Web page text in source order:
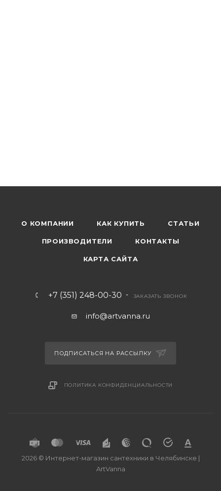
О КОМПАНИИ КАК КУПИТЬ СТАТЬИ
ПРОИЗВОДИТЕЛИ КОНТАКТЫ
КАРТА САЙТА
+7 (351) 248-00-30 ЗАКАЗАТЬ ЗВОНОК
info@artvanna.ru
ПОДПИСАТЬСЯ НА РАССЫЛКУ
ПОЛИТИКА КОНФИДЕНЦИАЛЬНОСТИ
2026 © Интернет-магазин сантехники в Челябинске |
ArtVanna